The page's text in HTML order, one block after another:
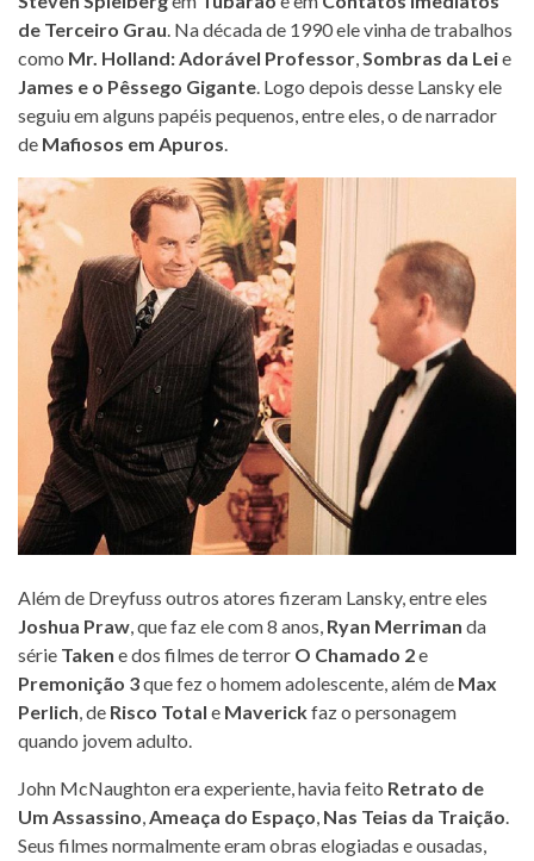
de Terceiro Grau. Na década de 1990 ele vinha de trabalhos
como Mr. Holland: Adorável Professor,Sombras da Leie
James e o Pêssego Gigante. Logo depois desse Lansky ele
seguiu em alguns papéis pequenos, entre eles, o de narrador
de Mafiosos em Apuros.
Além de Dreyfuss outros atores fizeram Lansky, entre eles
Joshua Praw, que faz ele com 8 anos, Ryan Merriman da
série Taken e dos filmes de terror O Chamado 2e
Premonição 3que fez o homem adolescente, além de Max
Perlich, de Risco Total e Maverickfaz o personagem
quando jovem adulto.
John McNaughton era experiente, havia feito Retrato de
Um Assassino,Ameaça do Espaço, Nas Teias da Traição.
Seus filmes normalmente eram obras elogiadas e ousadas,